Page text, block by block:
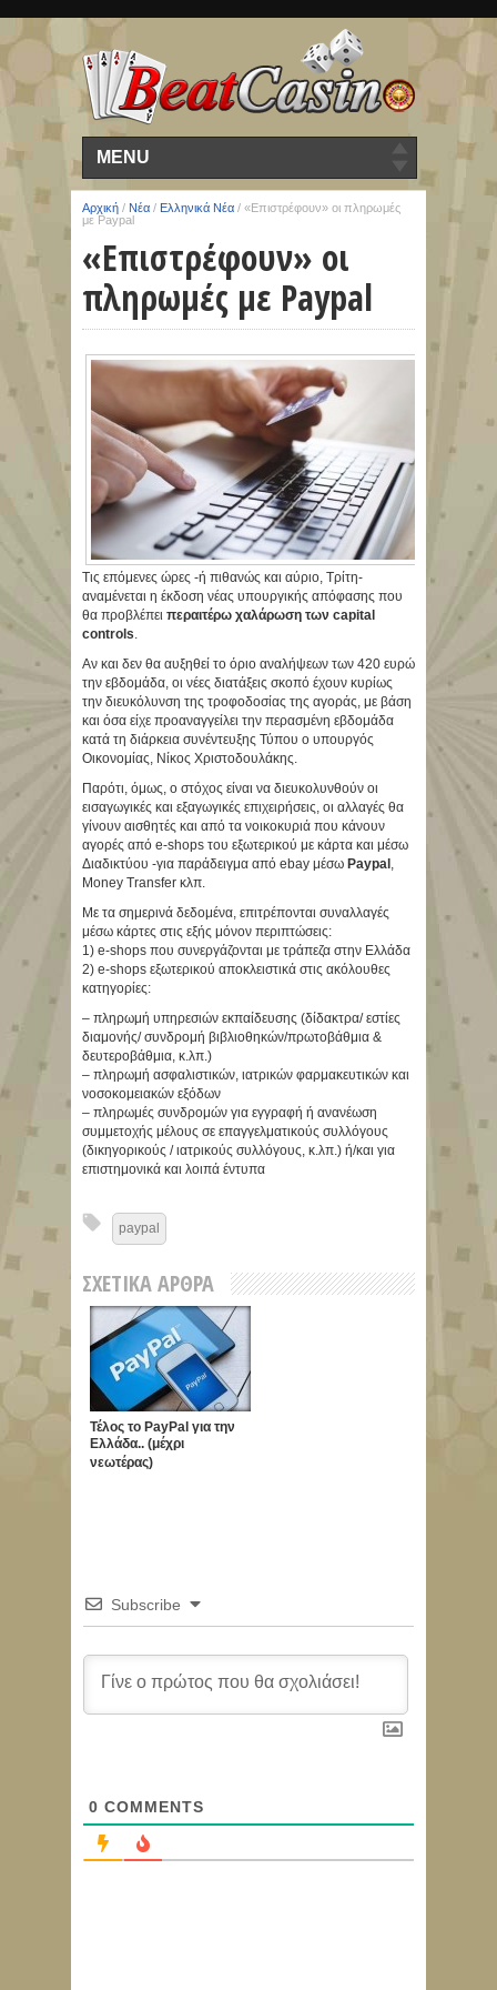
MENU
Αρχική / Νέα / Ελληνικά Νέα / «Επιστρέφουν» οι πληρωμές
με Paypal
«Επιστρέφουν» οι
πληρωμές με Paypal
Τις επόμενες ώρες -ή πιθανώς και αύριο, Τρίτη-
αναμένεται η έκδοση νέας υπουργικής απόφασης που
θα προβλέπει περαιτέρω χαλάρωση των capital
controls.
Αν και δεν θα αυξηθεί το όριο αναλήψεων των 420 ευρώ
την εβδομάδα, οι νέες διατάξεις σκοπό έχουν κυρίως
την διευκόλυνση της τροφοδοσίας της αγοράς, με βάση
και όσα είχε προαναγγείλει την περασμένη εβδομάδα
κατά τη διάρκεια συνέντευξης Τύπου ο υπουργός
Οικονομίας, Νίκος Χριστοδουλάκης.
Παρότι, όμως, ο στόχος είναι να διευκολυνθούν οι
εισαγωγικές και εξαγωγικές επιχειρήσεις, οι αλλαγές θα
γίνουν αισθητές και από τα νοικοκυριά που κάνουν
αγορές από e-shops του εξωτερικού με κάρτα και μέσω
Διαδικτύου -για παράδειγμα από ebay μέσω Paypal ,
Money Transfer κλπ.
Με τα σημερινά δεδομένα, επιτρέπονται συναλλαγές
μέσω κάρτες στις εξής μόνον περιπτώσεις:
1) e-shops που συνεργάζονται με τράπεζα στην Ελλάδα
2) e-shops εξωτερικού αποκλειστικά στις ακόλουθες
κατηγορίες:
– πληρωμή υπηρεσιών εκπαίδευσης (δίδακτρα/ εστίες
διαμονής/ συνδρομή βιβλιοθηκών/πρωτοβάθμια &
δευτεροβάθμια, κ.λπ.)
– πληρωμή ασφαλιστικών, ιατρικών φαρμακευτικών και
νοσοκομειακών εξόδων
– πληρωμές συνδρομών για εγγραφή ή ανανέωση
συμμετοχής μέλους σε επαγγελματικούς συλλόγους
(δικηγορικούς / ιατρικούς συλλόγους, κ.λπ.) ή/και για
επιστημονικά και λοιπά έντυπα
paypal
ΣΧΕΤΙΚΆ ΆΡΘΡΑ
Τέλος το PayPal για την
Ελλάδα.. (μέχρι
νεωτέρας)
Subscribe
0 COMMENTS